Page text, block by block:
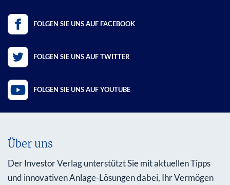
FOLGEN SIE UNS AUF FACEBOOK
FOLGEN SIE UNS AUF TWITTER
FOLGEN SIE UNS AUF YOUTUBE
Über uns
Der Investor Verlag unterstützt Sie mit aktuellen Tipps
und innovativen Anlage-Lösungen dabei, Ihr Vermögen